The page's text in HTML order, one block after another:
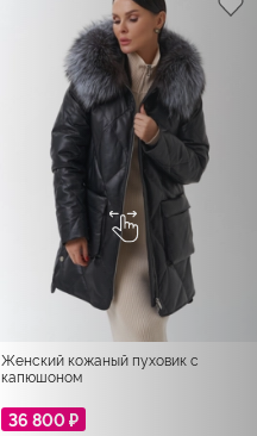
Женский кожаный пуховик с
капюшоном
36 800 ₽